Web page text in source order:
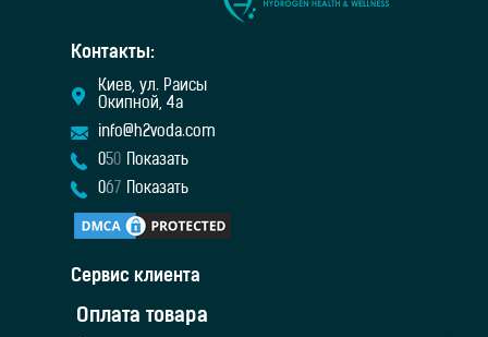
Контакты:
Киев, ул. Раисы
Окипной, 4а
info@h2voda.com
050 Показать
067 Показать
Сервис клиента
Оплата товара